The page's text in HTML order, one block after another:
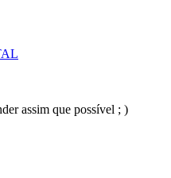
assim que possível ; )